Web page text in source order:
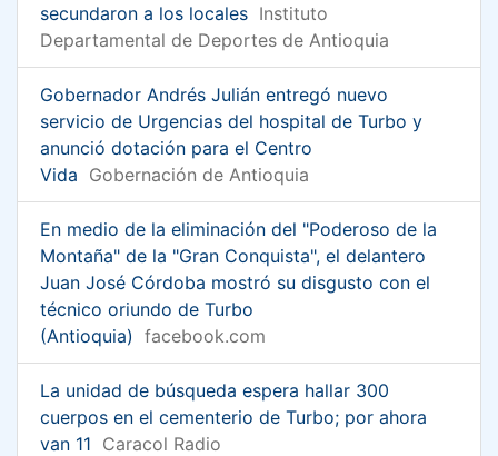
secundaron a los locales Instituto
Departamental de Deportes de Antioquia
Gobernador Andrés Julián entregó nuevo
servicio de Urgencias del hospital de Turbo y
anunció dotación para el Centro
Vida Gobernación de Antioquia
En medio de la eliminación del "Poderoso de la
Montaña" de la "Gran Conquista", el delantero
Juan José Córdoba mostró su disgusto con el
técnico oriundo de Turbo
(Antioquia) facebook.com
La unidad de búsqueda espera hallar 300
cuerpos en el cementerio de Turbo; por ahora
van 11 Caracol Radio